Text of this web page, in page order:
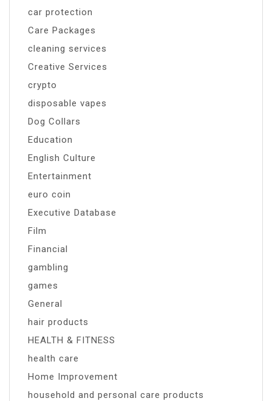
car protection
Care Packages
cleaning services
Creative Services
crypto
disposable vapes
Dog Collars
Education
English Culture
Entertainment
euro coin
Executive Database
Film
Financial
gambling
games
General
hair products
HEALTH & FITNESS
health care
Home Improvement
household and personal care products